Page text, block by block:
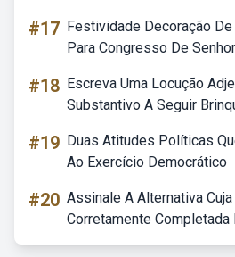
#17 Festividade Decoração
Para Congresso De
#18 Escreva Uma Locução
Substantivo A Seguir
#19 Duas Atitudes Políticas
Ao Exercício Democrático
#20 Assinale A Alternativa
Corretamente Completada